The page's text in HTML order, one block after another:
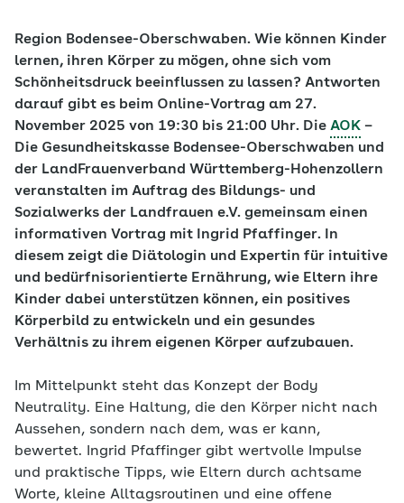
Region Bodensee-Oberschwaben. Wie können Kinder
lernen, ihren Körper zu mögen, ohne sich vom
Schönheitsdruck beeinflussen zu lassen? Antworten
darauf gibt es beim Online-Vortrag am 27.
November 2025 von 19:30 bis 21:00 Uhr. Die AOK –
Die Gesundheitskasse Bodensee-Oberschwaben und
der LandFrauenverband Württemberg-Hohenzollern
veranstalten im Auftrag des Bildungs- und
Sozialwerks der Landfrauen e.V. gemeinsam einen
informativen Vortrag mit Ingrid Pfaffinger. In
diesem zeigt die Diätologin und Expertin für intuitive
und bedürfnisorientierte Ernährung, wie Eltern ihre
Kinder dabei unterstützen können, ein positives
Körperbild zu entwickeln und ein gesundes
Verhältnis zu ihrem eigenen Körper aufzubauen.
Im Mittelpunkt steht das Konzept der Body
Neutrality. Eine Haltung, die den Körper nicht nach
Aussehen, sondern nach dem, was er kann,
bewertet. Ingrid Pfaffinger gibt wertvolle Impulse
und praktische Tipps, wie Eltern durch achtsame
Worte, kleine Alltagsroutinen und eine offene